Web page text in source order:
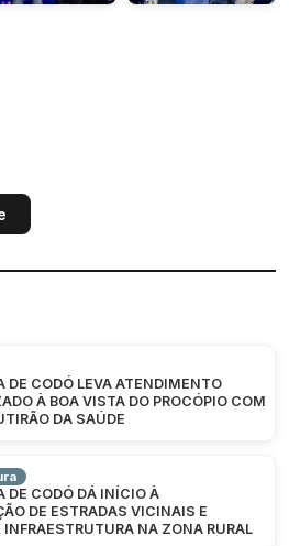
DE CODÓ LEVA ATENDIMENTO
À BOA VISTA DO PROCÓPIO COM
DA SAÚDE
DE CODÓ DÁ INÍCIO À
DE ESTRADAS VICINAIS E
INFRAESTRUTURA NA ZONA RURAL